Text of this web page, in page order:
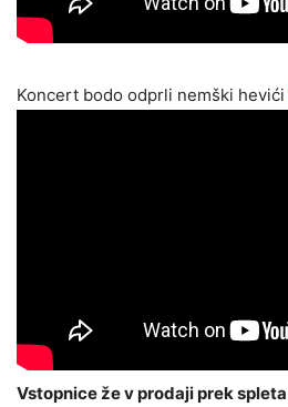
Koncert bodo odprli nemški hevići
Vstopnice že v prodaji prek